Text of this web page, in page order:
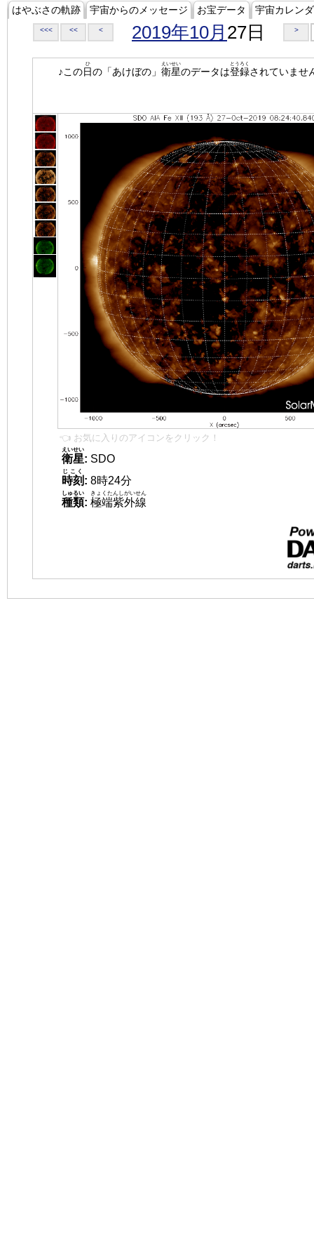
はやぶさの軌跡 宇宙からのメッセージ お宝データ 宇宙カレン
<<< << < 2019年10月 27日 >
♪この日
ひ
の「あけぼの」 衛星
えいせい
のデータは登録
とうろく
されていませ
👈 お気に入りのアイコンをクリック！
衛星
えいせい
: SDO
時刻
じこく
: 8時24分
種類
しゅるい
: 極端紫外線
きょくたんしがいせん